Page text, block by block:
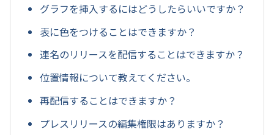
グラフを挿入するにはどうしたらいいですか？
表に色をつけることはできますか？
連名のリリースを配信することはできますか？
位置情報について教えてください。
再配信することはできますか？
プレスリリースの編集権限はありますか？